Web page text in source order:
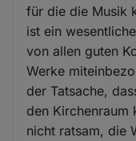
für die die Musik
ist ein
von allen guten
Werke
der Tatsache,
den
nicht ratsam, die